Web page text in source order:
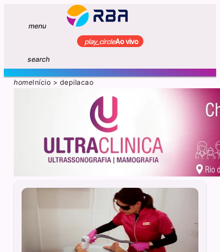
menu
play_circleAo vivo
search
homeInício > depilacao